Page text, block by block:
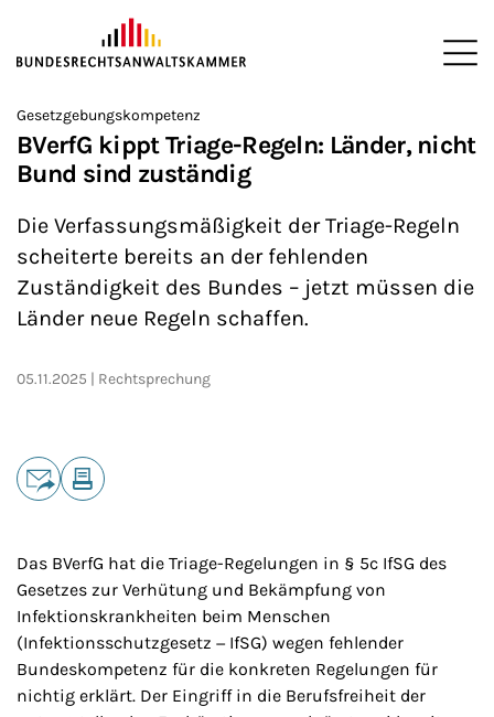
ZUM HAUPTINHALT SPRINGEN
Sie befinden sich hier:
>
Startseite
>
Newsroom
>
Gesetzgebungskompetenz
BVerfG kippt Triage-Regeln: Länder, nicht
Bund sind zuständig
Die Verfassungsmäßigkeit der Triage-Regeln
scheiterte bereits an der fehlenden
Zuständigkeit des Bundes – jetzt müssen die
Länder neue Regeln schaffen.
05.11.2025 Rechtsprechung
Teilen
Das BVerfG hat die Triage-Regelungen in § 5c IfSG des
Gesetzes zur Verhütung und Bekämpfung von
Infektionskrankheiten beim Menschen
(Infektionsschutzgesetz − IfSG) wegen fehlender
Bundeskompetenz für die konkreten Regelungen für
nichtig erklärt. Der Eingriff in die Berufsfreiheit der